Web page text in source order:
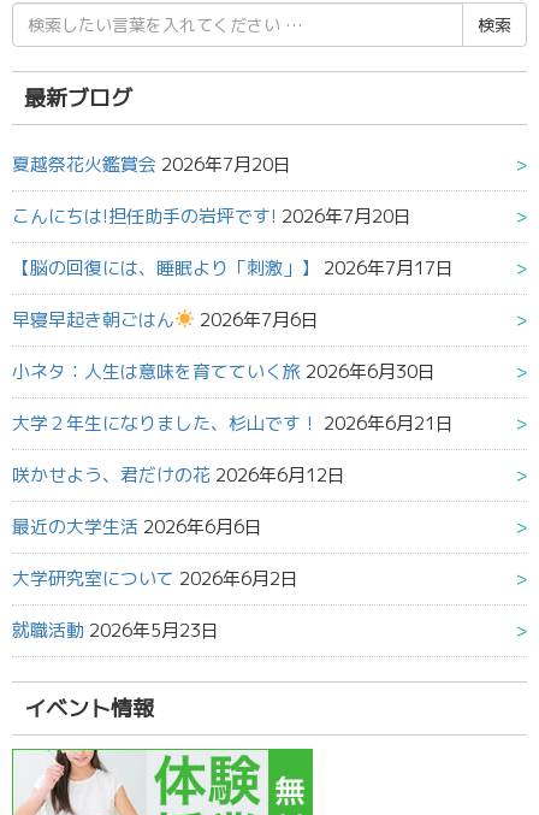
検
索
結
果:
最新ブログ
夏越祭花火鑑賞会 2026年7月20日
こんにちは!担任助手の岩坪です! 2026年7月20日
【脳の回復には、睡眠より「刺激」】 2026年7月17日
早寝早起き朝ごはん 2026年7月6日
小ネタ：人生は意味を育てていく旅 2026年6月30日
大学２年生になりました、杉山です！ 2026年6月21日
咲かせよう、君だけの花 2026年6月12日
最近の大学生活 2026年6月6日
大学研究室について 2026年6月2日
就職活動 2026年5月23日
イベント情報